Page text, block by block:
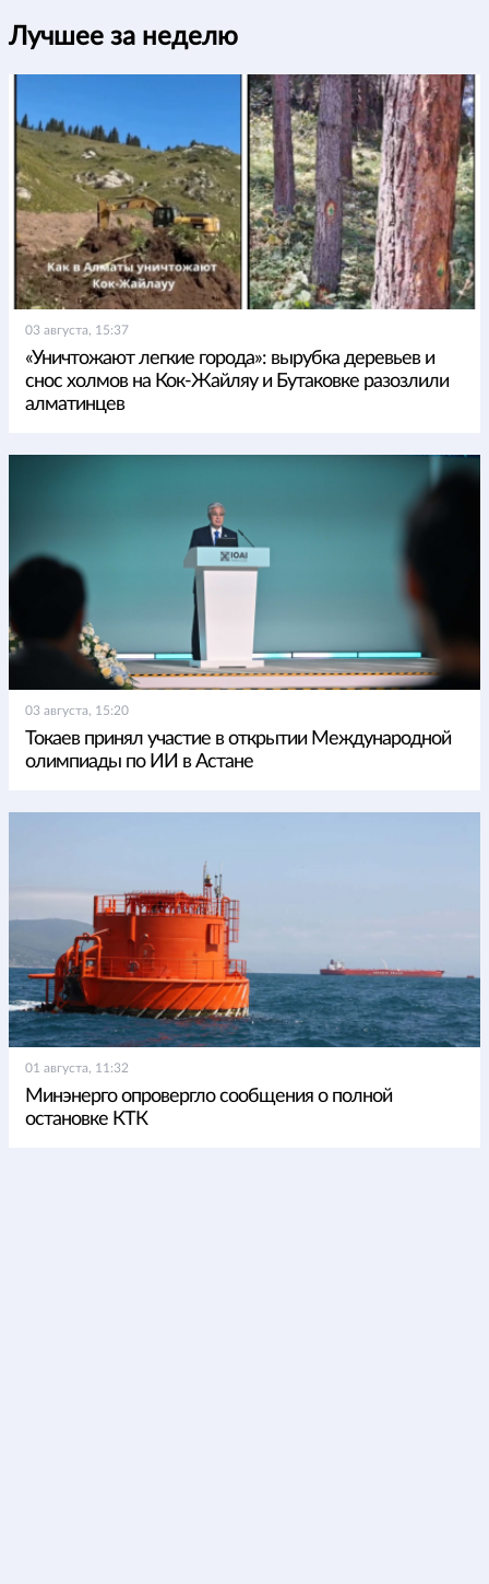
Лучшее за неделю
03 августа, 15:37
«Уничтожают легкие города»: вырубка деревьев и
снос холмов на Кок-Жайляу и Бутаковке разозлили
алматинцев
03 августа, 15:20
Токаев принял участие в открытии Международной
олимпиады по ИИ в Астане
01 августа, 11:32
Минэнерго опровергло сообщения о полной
остановке КТК